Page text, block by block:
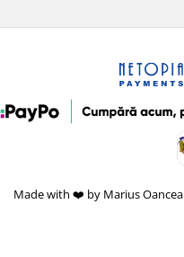
Made with ❤️ by Marius Oancea